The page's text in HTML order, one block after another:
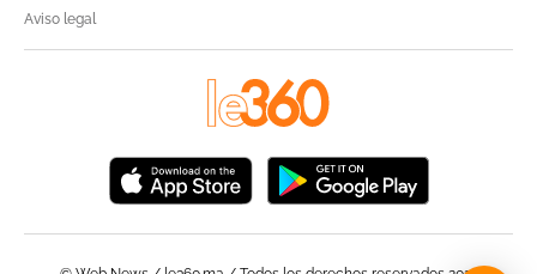
Aviso legal